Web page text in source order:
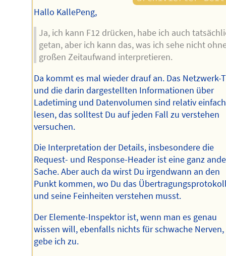
Hallo KallePeng,
Ja, ich kann F12 drücken, habe ich auch
getan, aber ich kann das, was ich sehe nicht
großen Zeitaufwand interpretieren.
Da kommt es mal wieder drauf an. Das Netzwerk-
und die darin dargestellten Informationen über
Ladetiming und Datenvolumen sind relativ
lesen, das solltest Du auf jeden Fall zu verstehen
versuchen.
Die Interpretation der Details, insbesondere die
Request- und Response-Header ist eine ganz
Sache. Aber auch da wirst Du irgendwann an den
Punkt kommen, wo Du das
und seine Feinheiten verstehen musst.
Der Elemente-Inspektor ist, wenn man es genau
wissen will, ebenfalls nichts für schwache Nerven,
gebe ich zu.